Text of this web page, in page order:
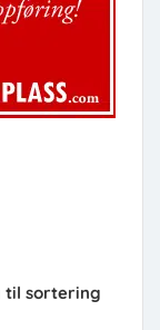
til sortering